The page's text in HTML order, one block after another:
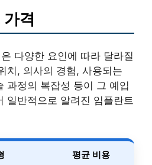
격
다양한 요인에 따라 달라질
치, 의사의 경험, 사용되는
과정의 복잡성 등이 그 예입
일반적으로 알려진 임플란트
평균 비용